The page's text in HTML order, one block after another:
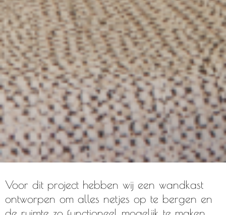
Voor dit project hebben wij een wandkast
ontworpen om alles netjes op te bergen en